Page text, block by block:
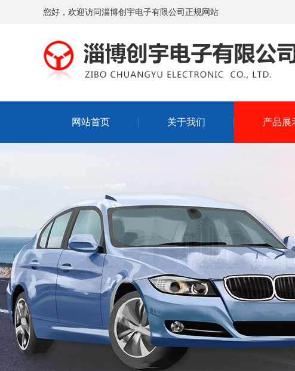
您好，欢迎访问淄博创宇电子有限公司正规网站
网站首页 关于我们 产品展